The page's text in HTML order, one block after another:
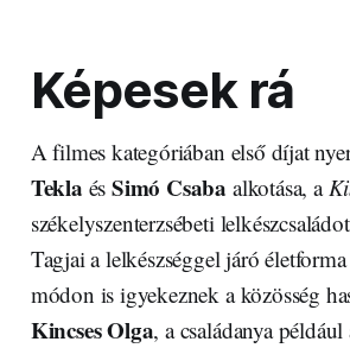
Képesek rá
A filmes kategóriában első díjat
Tekla ésSimó Csaba alkotása, a
székelyszenterzsébeti
Tagjai a lelkészséggel járó
módon is igyekeznek a közösség
Kincses Olga, a családanya például